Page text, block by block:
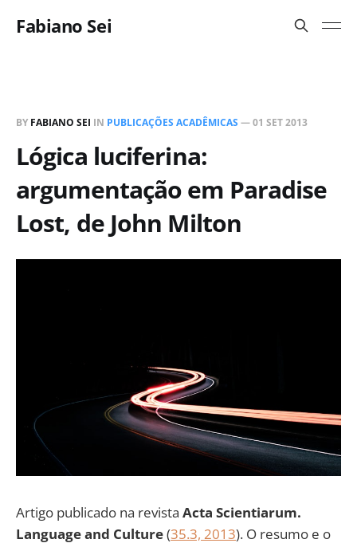
Fabiano Sei
BY FABIANO SEI IN PUBLICAÇÕES ACADÊMICAS —01 SET 2013
Lógica luciferina:
argumentação em Paradise
Lost, de John Milton
Artigo publicado na revista Acta Scientiarum.
Language and Culture(35.3, 2013). O resumo e o